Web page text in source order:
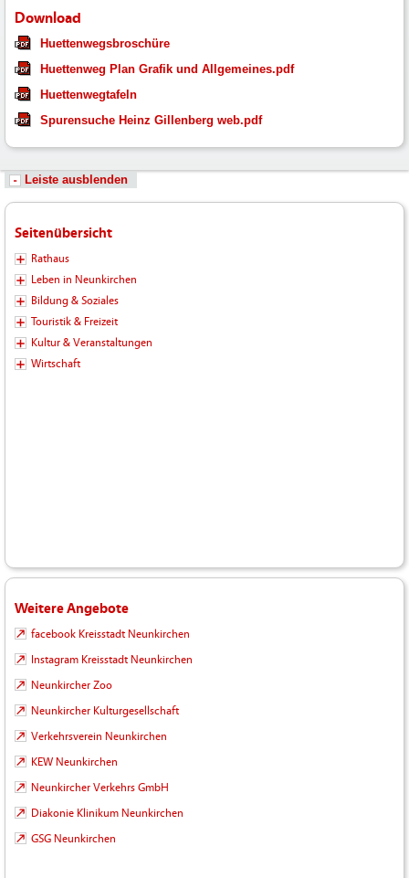
Download
Huettenwegsbroschüre
Huettenweg Plan Grafik und Allgemeines.pdf
Huettenwegtafeln
Spurensuche Heinz Gillenberg web.pdf
Leiste ausblenden
Seitenübersicht
Rathaus
Leben in Neunkirchen
Bildung & Soziales
Touristik & Freizeit
Kultur & Veranstaltungen
Wirtschaft
Weitere Angebote
facebook Kreisstadt Neunkirchen
Instagram Kreisstadt Neunkirchen
Neunkircher Zoo
Neunkircher Kulturgesellschaft
Verkehrsverein Neunkirchen
KEW Neunkirchen
Neunkircher Verkehrs GmbH
Diakonie Klinikum Neunkirchen
GSG Neunkirchen